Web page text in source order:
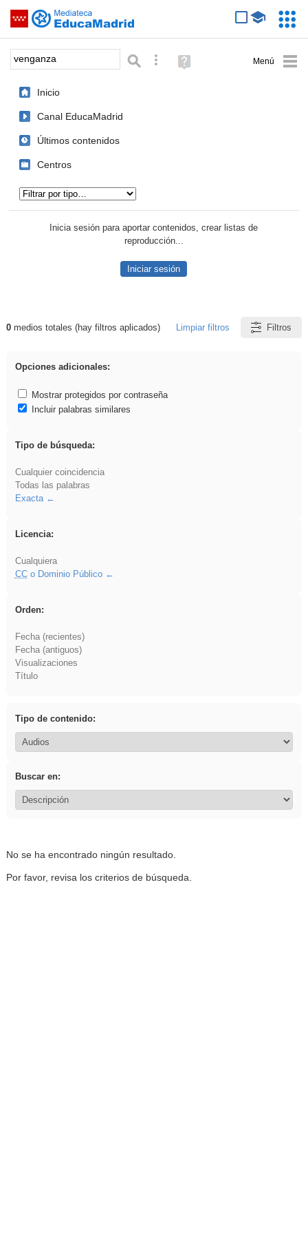
Saltar navegación
Palabra o frase: Búsqueda avanzada
Ayuda
(en
Inicio
Canal EducaMadrid
Últimos contenidos
Centros
Inicia sesión para aportar contenidos, crear listas de
reproducción...
Iniciar sesión
Resultados de: venganza
0medios totales (hay filtros aplicados) Limpiar filtros Filtros
Opciones adicionales:
Mostrar protegidos por contraseña
Incluir palabras similares
Tipo de búsqueda:
Cualquier coincidencia
Todas las palabras
Exacta
Licencia:
Cualquiera
CCo Dominio Público
Orden:
Fecha (recientes)
Fecha (antiguos)
Visualizaciones
Título
Tipo de contenido:
Buscar en:
No se ha encontrado ningún resultado.
Por favor, revisa los criterios de búsqueda.